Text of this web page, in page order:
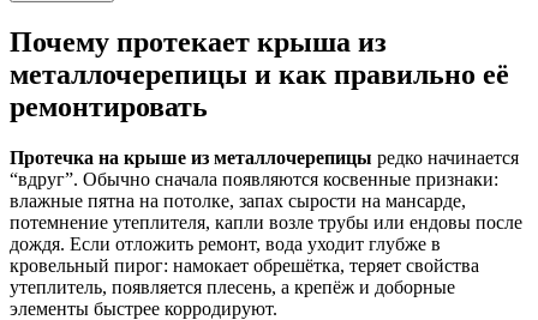
Почему протекает крыша из
металлочерепицы и как правильно её
ремонтировать
Протечка на крыше из металлочерепицы редко начинается
“вдруг”. Обычно сначала появляются косвенные признаки:
влажные пятна на потолке, запах сырости на мансарде,
потемнение утеплителя, капли возле трубы или ендовы после
дождя. Если отложить ремонт, вода уходит глубже в
кровельный пирог: намокает обрешётка, теряет свойства
утеплитель, появляется плесень, а крепёж и доборные
элементы быстрее корродируют.